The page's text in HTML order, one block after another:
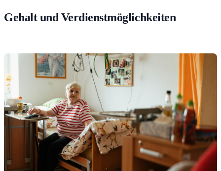
Gehalt und Verdienstmöglichkeiten